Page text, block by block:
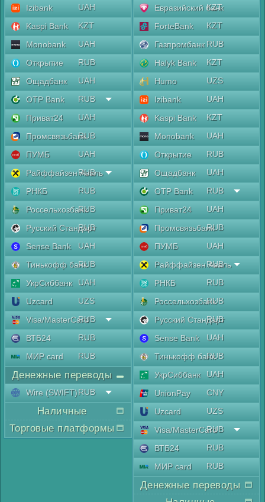
Izibank
UAH
Kaspi Bank
KZT
Monobank
UAH
Открытие
RUB
Ощадбанк
UAH
OTP Bank
RUB
Приват24
UAH
ПромсвязьбанкRUB
ПУМБ
UAH
Райффайзен Аваль
RUB
РНКБ
RUB
РоссельхозбанкRUB
Русский Стандарт
RUB
Sense Bank
UAH
Тинькофф банкRUB
УкрСиббанк
UAH
Uzcard
UZS
Visa/MasterCard
RUB
ВТБ24
RUB
МИР card
RUB
Денежные переводы
Wire (SWIFT)RUB
Наличные
Торговые платформы
Евразийский банк
KZT
ForteBank
KZT
Газпромбанк RUB
Halyk Bank
KZT
Humo
UZS
Izibank
UAH
Kaspi Bank
KZT
Monobank
UAH
Открытие
RUB
Ощадбанк
UAH
OTP Bank
RUB
Приват24
UAH
ПромсвязьбанкRUB
ПУМБ
UAH
Райффайзен Аваль
RUB
РНКБ
RUB
РоссельхозбанкRUB
Русский Стандарт
RUB
Sense Bank
UAH
Тинькофф банкRUB
УкрСиббанк
UAH
UnionPay
CNY
Uzcard
UZS
Visa/MasterCard
RUB
ВТБ24
RUB
МИР card
RUB
Денежные переводы